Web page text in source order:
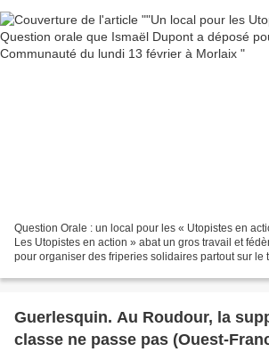
Question Orale : un local pour les « Utopistes en
Les Utopistes en action » abat un gros travail et
pour organiser des friperies solidaires partout sur le
Guerlesquin. Au Roudour, la
classe ne passe pas (Ouest-